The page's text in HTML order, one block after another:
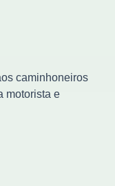
caminhoneiros
motorista e